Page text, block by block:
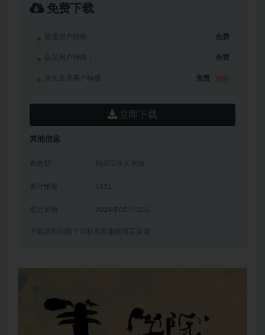
免费下载
普通用户特权： 免费
会员用户特权： 免费
永久会员用户特权： 免费
立即下载
其他信息
有效期 购买后永久有效
累计销量 1851
2024年05月02日
下载遇到问题？可联系客服或留言反馈